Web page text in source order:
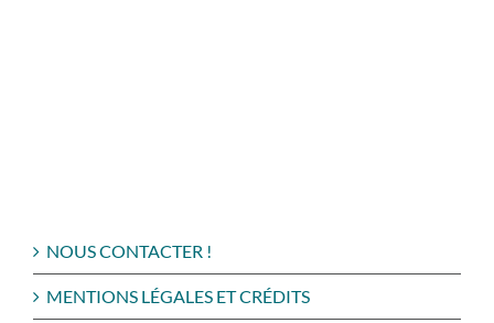
NOUS CONTACTER !
MENTIONS LÉGALES ET CRÉDITS